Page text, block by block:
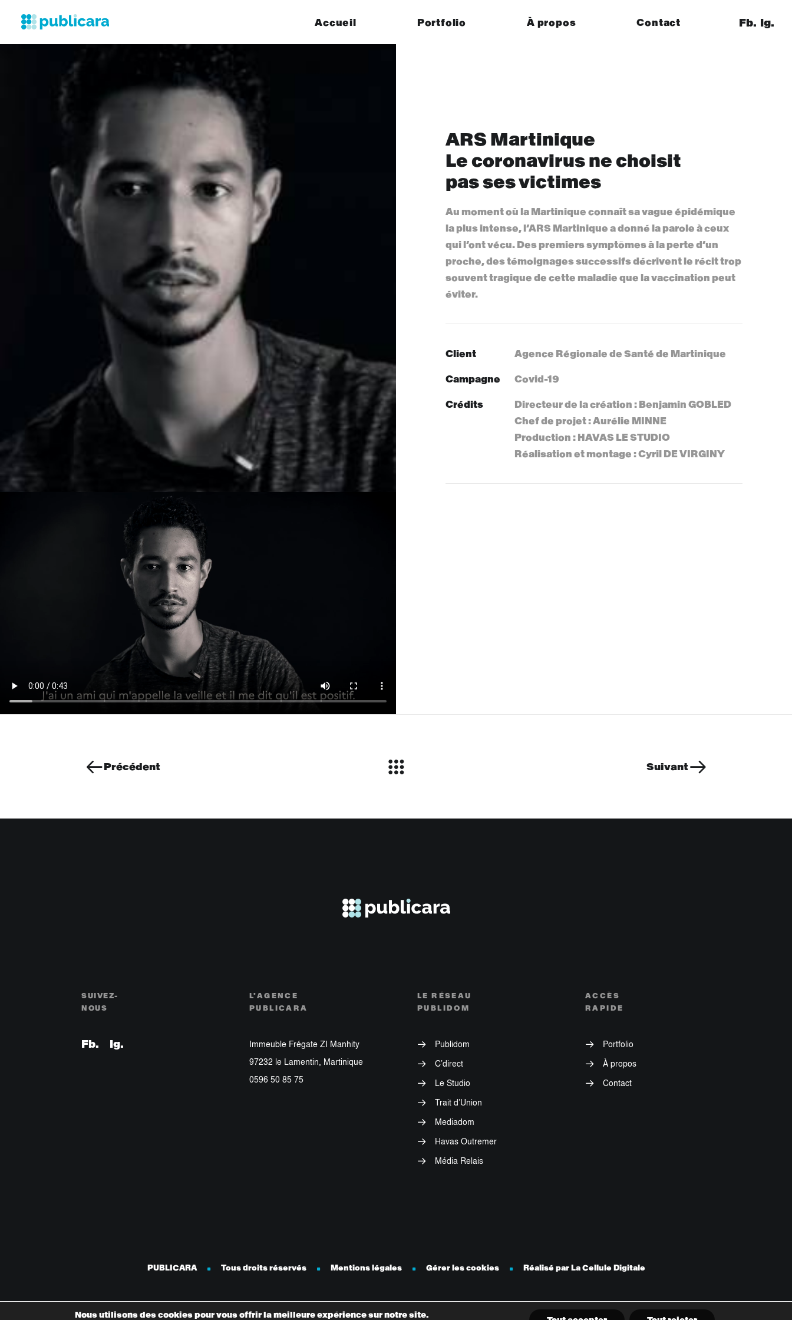
Accueil Portfolio À propos Contact
ARS Martinique
Le coronavirus ne choisit
pas ses victimes
Au moment où la Martinique connaît sa vague épidémique
la plus intense, l’ARS Martinique a donné la parole à ceux
qui l’ont vécu. Des premiers symptômes à la perte d’un
proche, des témoignages successifs décrivent le récit trop
souvent tragique de cette maladie que la vaccination peut
éviter.
Client Agence Régionale de Santé de Martinique
Campagne Covid-19
Crédits
Directeur de la création : Benjamin GOBLED
Chef de projet : Aurélie MINNE
Production : HAVAS LE STUDIO
Réalisation et montage : Cyril DE VIRGINY
Précédent Suivant
SUIVEZ-
NOUS
L'AGENCE
PUBLICARA
Immeuble Frégate ZI Manhity
97232 le Lamentin, Martinique
0596 50 85 75
LE RÉSEAU
PUBLIDOM
Publidom
C’direct
Le Studio
Trait d’Union
Mediadom
Havas Outremer
Média Relais
ACCÈS
RAPIDE
Portfolio
À propos
Contact
PUBLICARA Tous droits réservés Mentions légales Gérer les cookies Réalisé par La Cellule Digitale
Nous utilisons des cookies pour vous offrir la meilleure expérience sur notre site.